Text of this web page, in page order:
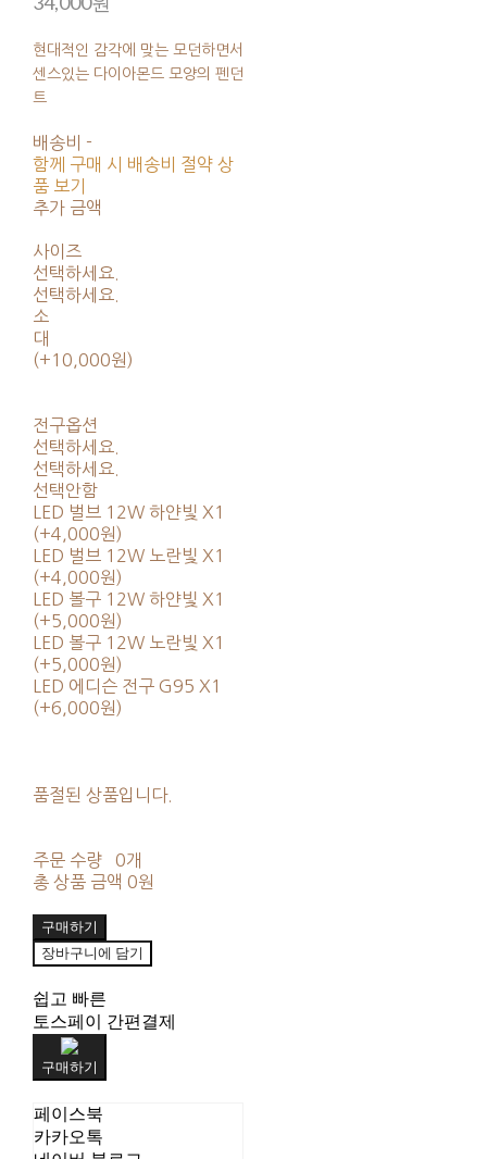
현대적인 감각에 맞는 모던하면서
센스있는 다이아몬드 모양의 펜던
트
배송비 -
함께 구매 시 배송비 절약 상
품 보기
추가 금액
사이즈
선택하세요.
선택하세요.
소
대
(+10,000원)
전구옵션
선택하세요.
선택하세요.
선택안함
LED 벌브 12W 하얀빛 X1
(+4,000원)
LED 벌브 12W 노란빛 X1
(+4,000원)
LED 볼구 12W 하얀빛 X1
(+5,000원)
LED 볼구 12W 노란빛 X1
(+5,000원)
LED 에디슨 전구 G95 X1
(+6,000원)
품절된 상품입니다.
주문 수량
0개
총 상품 금액 0원
구매하기
장바구니에 담기
쉽고 빠른
토스페이 간편결제
구매하기
페이스북
카카오톡